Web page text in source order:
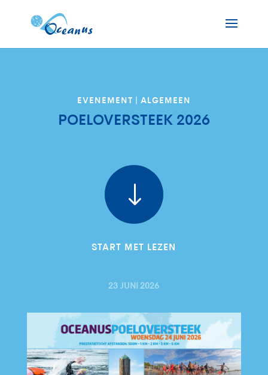
EVENEMENT ALGEMEEN
POELOVERSTEEK 2026
"
START MET LEZEN
23 JUNI 2026